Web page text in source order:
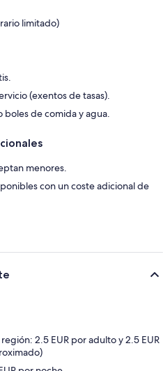
limitado)
(exentos de tasas).
boles de comida y agua.
menores.
con un coste adicional de
2.5 EUR por adulto y 2.5 EUR